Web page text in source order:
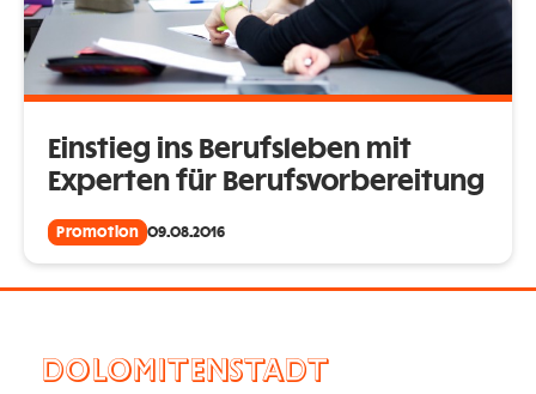
Einstieg ins Berufsleben mit
Experten für Berufsvorbereitung
Promotion 09.08.2016
DOLOMITENSTADT